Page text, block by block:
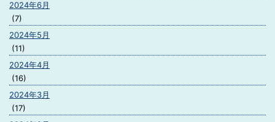
2024年6月
(7)
2024年5月
(11)
2024年4月
(16)
2024年3月
(17)